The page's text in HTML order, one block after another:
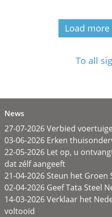
Load
To all
News
27-07-2026 Verbied
03-06-2026 Erken
22-05-2026 Let op, u
dat zélf aangeeft
21-04-2026 Steun het Groen
02-04-2026 Geef Tata Steel
14-03-2026 Verklaar het
voltooid